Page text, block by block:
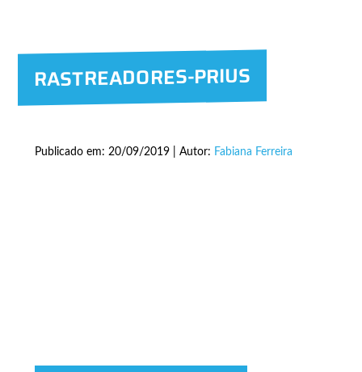
RASTREADORES-PRIUS
Publicado em: 20/09/2019 | Autor: Fabiana Ferreira